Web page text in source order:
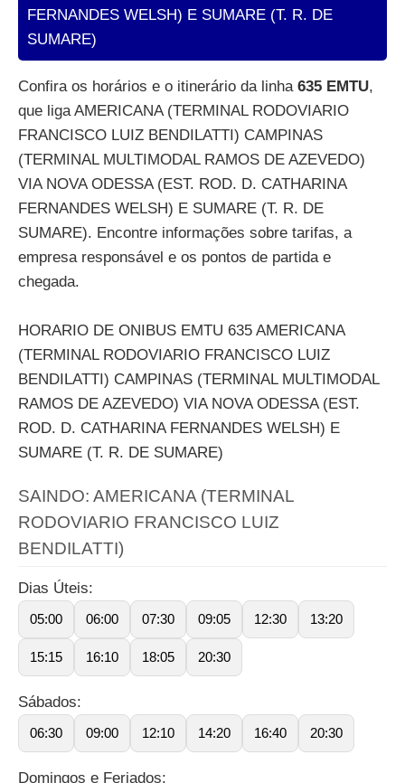
FERNANDES WELSH) E SUMARE (T. R. DE
SUMARE)
Confira os horários e o itinerário da linha 635 EMTU,
que liga AMERICANA (TERMINAL RODOVIARIO
FRANCISCO LUIZ BENDILATTI) CAMPINAS
(TERMINAL MULTIMODAL RAMOS DE AZEVEDO)
VIA NOVA ODESSA (EST. ROD. D. CATHARINA
FERNANDES WELSH) E SUMARE (T. R. DE
SUMARE). Encontre informações sobre tarifas, a
empresa responsável e os pontos de partida e
chegada.
HORARIO DE ONIBUS EMTU 635 AMERICANA
(TERMINAL RODOVIARIO FRANCISCO LUIZ
BENDILATTI) CAMPINAS (TERMINAL MULTIMODAL
RAMOS DE AZEVEDO) VIA NOVA ODESSA (EST.
ROD. D. CATHARINA FERNANDES WELSH) E
SUMARE (T. R. DE SUMARE)
SAINDO: AMERICANA (TERMINAL
RODOVIARIO FRANCISCO LUIZ
BENDILATTI)
Dias Úteis:
05:00 06:00 07:30 09:05 12:30 13:20
15:15 16:10 18:05 20:30
Sábados:
06:30 09:00 12:10 14:20 16:40 20:30
Domingos e Feriados: